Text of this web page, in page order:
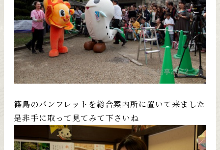
篠島のパンフレットを総合案内所に置いて来ました
是非手に取って見てみて下さいね